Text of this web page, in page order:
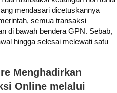
mendasari dicetuskannya
semua transaksi
di bawah bendera GPN. Sebab,
hingga selesai melewati satu
Menghadirkan
Online melalui